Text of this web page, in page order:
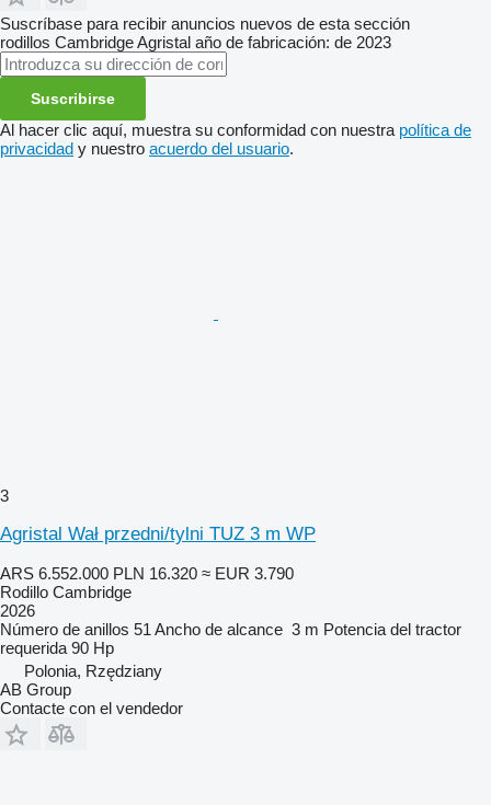
Suscríbase para recibir anuncios nuevos de esta sección
rodillos CambridgeAgristal año de fabricación: de 2023
Suscribirse
Al hacer clic aquí, muestra su conformidad con nuestra política de
privacidad y nuestro acuerdo del usuario.
3
Agristal Wał przedni/tylni TUZ 3 m WP
ARS 6.552.000 PLN 16.320 ≈ EUR 3.790
Rodillo Cambridge
2026
Número de anillos 51 Ancho de alcance 3 m Potencia del tractor
requerida 90 Hp
Polonia, Rzędziany
AB Group
Contacte con el vendedor